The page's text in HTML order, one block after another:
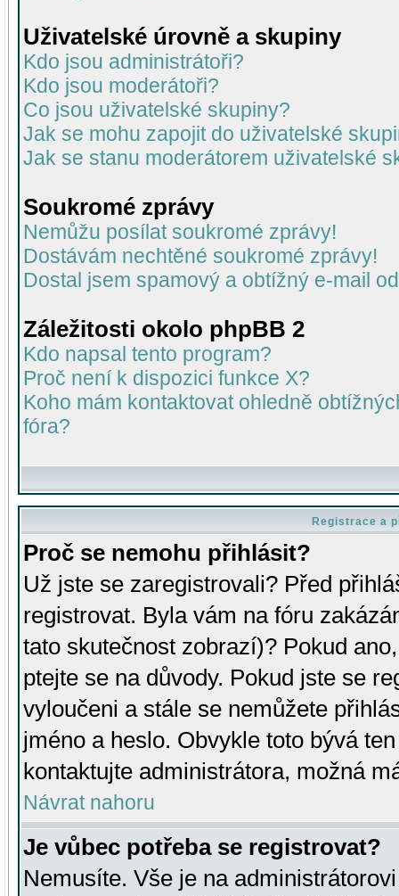
Uživatelské úrovně a skupiny
Kdo jsou administrátoři?
Kdo jsou moderátoři?
Co jsou uživatelské skupiny?
Jak se mohu zapojit do uživatelské
Jak se stanu moderátorem uživatelské
Soukromé zprávy
Nemůžu posílat soukromé zprávy!
Dostávám nechtěné soukromé zprávy!
Dostal jsem spamový a obtížný e-mail
Záležitosti okolo phpBB 2
Kdo napsal tento program?
Proč není k dispozici funkce X?
Koho mám kontaktovat ohledně
fóra?
Registrace a
Proč se nemohu přihlásit?
Už jste se zaregistrovali? Před
registrovat. Byla vám na fóru
tato skutečnost zobrazí)? Pokud
ptejte se na důvody. Pokud jste se
vyloučeni a stále se nemůžete
jméno a heslo. Obvykle toto bývá
kontaktujte administrátora, možná
Návrat nahoru
Je vůbec potřeba se registrovat?
Nemusíte. Vše je na